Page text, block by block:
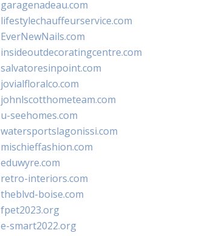
garagenadeau.com
lifestylechauffeurservice.com
EverNewNails.com
insideoutdecoratingcentre.com
salvatoresinpoint.com
jovialfloralco.com
johnlscotthometeam.com
u-seehomes.com
watersportslagonissi.com
mischieffashion.com
eduwyre.com
retro-interiors.com
theblvd-boise.com
fpet2023.org
e-smart2022.org